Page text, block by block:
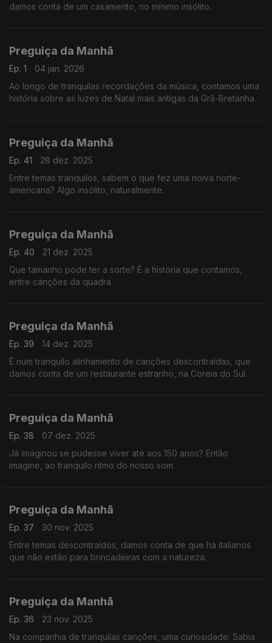
damos conta de um casamento, no mínimo insólito.
Preguiça da Manhã
Ep. 1
04 jan. 2026
Ao longo de tranquilas recordações da música, contamos uma
história sobre as luzes de Natal mais antigas da Grã-Bretanha.
Preguiça da Manhã
Ep. 41
28 dez. 2025
Entre temas tranquilos, sabem o que fez uma noiva norte-
americana? Algo insólito, naturalmente.
Preguiça da Manhã
Ep. 40
21 dez. 2025
Que tamanho pode ter a sorte? É a história que contamos,
entre canções da quadra.
Preguiça da Manhã
Ep. 39
14 dez. 2025
É num tranquilo alinhamento de canções descontraídas, que
damos conta de um restaurante estranho, na Coreia do Sul.
Preguiça da Manhã
Ep. 38
07 dez. 2025
Já imaginou se pudesse viver até aos 150 anos? Então
imagine, ao tranquilo ritmo do nosso som.
Preguiça da Manhã
Ep. 37
30 nov. 2025
Entre temas descontraídos, damos conta de que há italianos
que não estão para brincadeiras com a natureza.
Preguiça da Manhã
Ep. 36
23 nov. 2025
Na companhia de tranquilas canções, uma curiosidade: Sabia